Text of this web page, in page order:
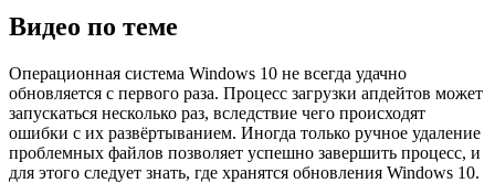
Видео по теме
Операционная система Windows 10 не всегда удачно
обновляется с первого раза. Процесс загрузки апдейтов может
запускаться несколько раз, вследствие чего происходят
ошибки с их развёртыванием. Иногда только ручное удаление
проблемных файлов позволяет успешно завершить процесс, и
для этого следует знать, где хранятся обновления Windows 10.